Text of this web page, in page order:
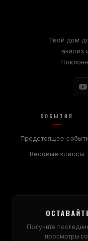
Твой дом
анализ
СОБЫТИЯ
Предстоящее
Весовые классы
Получите
просмотры